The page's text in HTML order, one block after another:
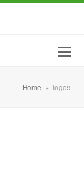
Home » logo9